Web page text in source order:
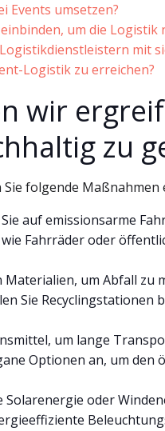
Events umsetzen?
um die Logistik
mit
Logistik zu erreichen?
wir
zu
folgende Maßnahmen
auf emissionsarme
Fahrräder oder
um Abfall zu
Sie Recyclingstationen
um lange
Optionen an, um den
oder